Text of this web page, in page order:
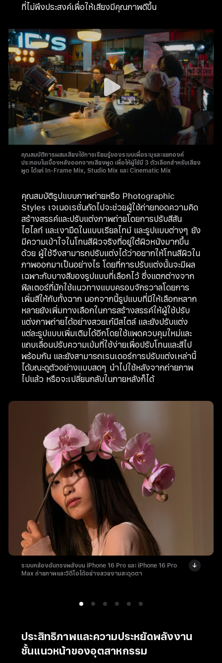
ที่ไม่พึงประสงค์เพื่อให้เสียงมีคุณภาพดีขึ้น
คุณสมบัติการผสมเสียงใช้การเรียนรู้ของระบบเพื่อระบุและแยกองค์
ประกอบในเบื้องหลังออกจากเสียงพูด เพื่อให้ผู้ใช้มี 3 ตัวเลือกสำหรับเสียง
พูด ได้แก่ In-Frame Mix, Studio Mix และ Cinematic Mix
คุณสมบัติรูปแบบภาพถ่ายหรือ Photographic
Styles เจเนอเรชั่นถัดไปจะช่วยผู้ใช้ถ่ายทอดความคิด
สร้างสรรค์และปรับแต่งภาพถ่ายโดยการปรับสีสัน
ไฮไลท์ และเงามืดในแบบเรียลไทม์ และรูปแบบต่างๆ ยัง
มีความเข้าใจในโทนสีผิวจริงที่อยู่ใต้ผิวหนังมากขึ้น
ด้วย ผู้ใช้จึงสามารถปรับแต่งได้ว่าอยากให้โทนสีผิวใน
ภาพออกมาเป็นอย่างไร โดยที่การปรับแต่งนั้นจะมีผล
เฉพาะกับบางสีของรูปแบบที่เลือกไว้ ซึ่งแตกต่างจาก
ฟิลเตอร์ที่มักใช้แนวทางแบบครอบจักรวาลโดยการ
เพิ่มสีให้กับทั้งฉาก นอกจากนี้รูปแบบที่มีให้เลือกหลาก
หลายยังเพิ่มทางเลือกในการสร้างสรรค์ให้ผู้ใช้ปรับ
แต่งภาพถ่ายได้อย่างสวยเก๋มีสไตล์ และยังปรับแต่ง
แต่ละรูปแบบเพิ่มเติมได้อีกโดยใช้แพดควบคุมใหม่และ
แถบเลื่อนปรับความเข้มที่ใช้ง่ายเพื่อปรับโทนและสีไป
พร้อมกัน และยังสามารถเรนเดอร์การปรับแต่งเหล่านี้
ได้ขณะดูตัวอย่างแบบสดๆ นำไปใช้หลังจากถ่ายภาพ
ไปแล้ว หรือจะเปลี่ยนกลับในภายหลังก็ได้
ระบบกล้องอันทรงพลังบน iPhone 16 Pro และ iPhone 16 Pro
Max ถ่ายภาพและวิดีโอได้อย่างสวยงามสะดุดตา
ประสิทธิภาพและความประหยัดพลังงาน
ชั้นแนวหน้าของอุตสาหกรรม